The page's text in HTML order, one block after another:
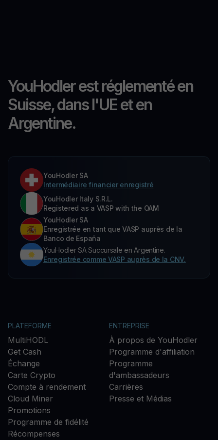
YouHodler est réglementé en
Suisse, dans l'UE et en
Argentine.
YouHodler SA
Intermédiaire financier enregistré
YouHodler Italy S.R.L.
Registered as a VASP with the OAM
YouHodler SA
Enregistrée en tant que VASP auprès de la
Banco de España
YouHodler SA Succursale en Argentine.
Enregistrée comme VASP auprès de la CNV.
PLATEFORME
MultiHODL
Get Cash
Échange
Carte Crypto
Compte à rendement
Cloud Miner
Promotions
Programme de fidélité
Récompenses
ENTREPRISE
À propos de YouHodler
Programme d'affiliation
Programme
d'ambassadeurs
Carrières
Presse et Médias